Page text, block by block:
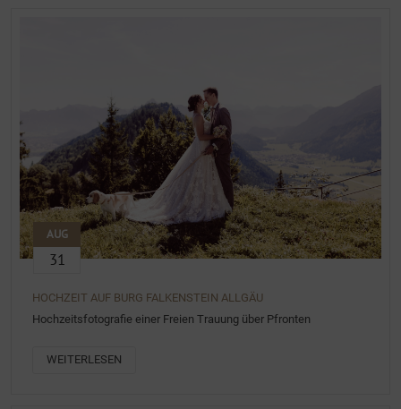
AUG
31
HOCHZEIT AUF BURG FALKENSTEIN ALLGÄU
Hochzeitsfotografie einer Freien Trauung über Pfronten
WEITERLESEN